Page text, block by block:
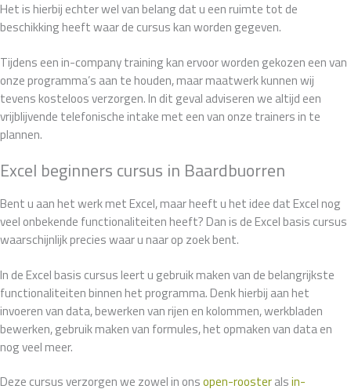
Het is hierbij echter wel van belang dat u een ruimte tot de
beschikking heeft waar de cursus kan worden gegeven.
Tijdens een in-company training kan ervoor worden gekozen een van
onze programma’s aan te houden, maar maatwerk kunnen wij
tevens kosteloos verzorgen. In dit geval adviseren we altijd een
vrijblijvende telefonische intake met een van onze trainers in te
plannen.
Excel beginners cursus in Baardbuorren
Bent u aan het werk met Excel, maar heeft u het idee dat Excel nog
veel onbekende functionaliteiten heeft? Dan is de Excel basis cursus
waarschijnlijk precies waar u naar op zoek bent.
In de Excel basis cursus leert u gebruik maken van de belangrijkste
functionaliteiten binnen het programma. Denk hierbij aan het
invoeren van data, bewerken van rijen en kolommen, werkbladen
bewerken, gebruik maken van formules, het opmaken van data en
nog veel meer.
Deze cursus verzorgen we zowel in onsopen-roosteralsin-